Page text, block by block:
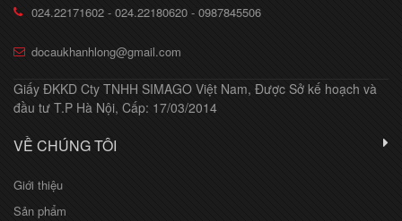
024.22171602 - 024.22180620 - 0987845506
docaukhanhlong@gmail.com
Giấy ĐKKD Cty TNHH SIMAGO Việt Nam, Được Sở kế hoạch và
đầu tư T.P Hà Nội, Cấp: 17/03/2014
VỀ CHÚNG TÔI
Giới thiệu
Sản phẩm